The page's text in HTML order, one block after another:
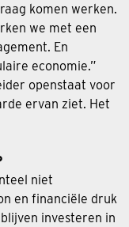
komen werken.
we met een
En
economie.”
openstaat voor
ervan ziet. Het
niet
en financiële druk
investeren in